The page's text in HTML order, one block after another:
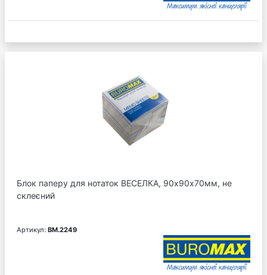
Блок паперу для нотаток ВЕСЕЛКА, 90х90х70мм, не
склеєний
Артикул: BM.2249